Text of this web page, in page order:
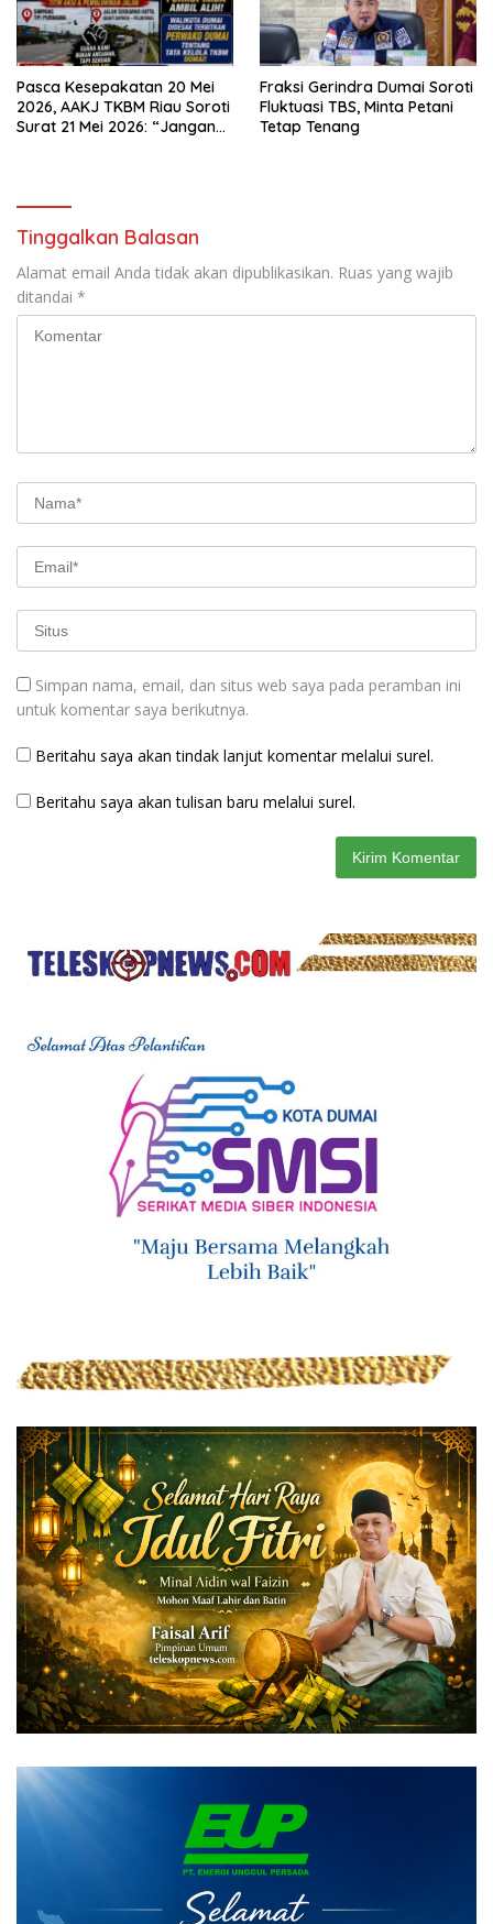
Pasca Kesepakatan 20 Mei
2026, AAKJ TKBM Riau Soroti
Surat 21 Mei 2026: “Jangan
Fraksi Gerindra Dumai Soroti
Fluktuasi TBS, Minta Petani
Tetap Tenang
Tinggalkan Balasan
Alamat email Anda tidak akan dipublikasikan. Ruas yang wajib
ditandai *
Simpan nama, email, dan situs web saya pada peramban ini
untuk komentar saya berikutnya.
Beritahu saya akan tindak lanjut komentar melalui surel.
Beritahu saya akan tulisan baru melalui surel.